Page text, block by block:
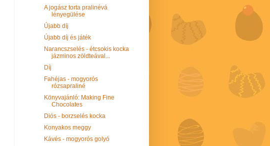
A jogász torta pralinévá
lényegülése
Újabb díj
Újabb díj és játék
Narancszselés - étcsokis kocka
jázminos zöldteával...
Díj
Fahéjas - mogyorós
rózsapraliné
Könyvajánló: Making Fine
Chocolates
Diós - borzselés kocka
Konyakos meggy
Kávés - mogyorós golyó